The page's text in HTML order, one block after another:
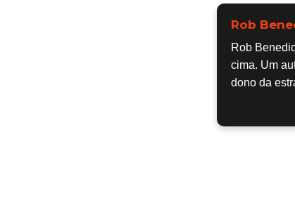
Rob
Rob
cima. Um
dono da